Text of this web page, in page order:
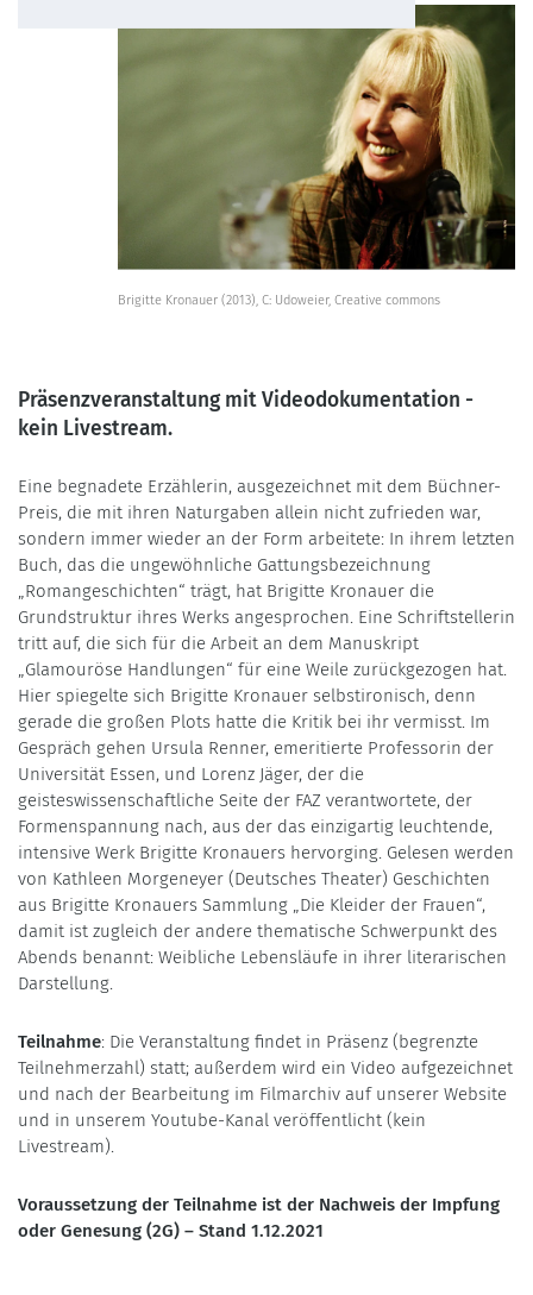
Brigitte Kronauer (2013), C: Udoweier, Creative commons
Präsenzveranstaltung mit Videodokumentation -
kein Livestream.
Eine begnadete Erzählerin, ausgezeichnet mit dem Büchner-
Preis, die mit ihren Naturgaben allein nicht zufrieden war,
sondern immer wieder an der Form arbeitete: In ihrem letzten
Buch, das die ungewöhnliche Gattungsbezeichnung
„Romangeschichten“ trägt, hat Brigitte Kronauer die
Grundstruktur ihres Werks angesprochen. Eine Schriftstellerin
tritt auf, die sich für die Arbeit an dem Manuskript
„Glamouröse Handlungen“ für eine Weile zurückgezogen hat.
Hier spiegelte sich Brigitte Kronauer selbstironisch, denn
gerade die großen Plots hatte die Kritik bei ihr vermisst. Im
Gespräch gehen Ursula Renner, emeritierte Professorin der
Universität Essen, und Lorenz Jäger, der die
geisteswissenschaftliche Seite der FAZ verantwortete, der
Formenspannung nach, aus der das einzigartig leuchtende,
intensive Werk Brigitte Kronauers hervorging. Gelesen werden
von Kathleen Morgeneyer (Deutsches Theater) Geschichten
aus Brigitte Kronauers Sammlung „Die Kleider der Frauen“,
damit ist zugleich der andere thematische Schwerpunkt des
Abends benannt: Weibliche Lebensläufe in ihrer literarischen
Darstellung.
Teilnahme: Die Veranstaltung findet in Präsenz (begrenzte
Teilnehmerzahl) statt; außerdem wird ein Video aufgezeichnet
und nach der Bearbeitung im Filmarchiv auf unserer Website
und in unserem Youtube-Kanal veröffentlicht (kein
Livestream).
Voraussetzung der Teilnahme ist der Nachweis der Impfung
oder Genesung (2G) – Stand 1.12.2021